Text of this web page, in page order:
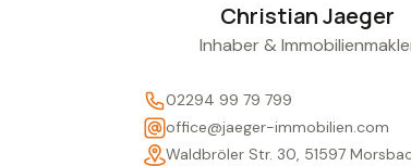
Christian Jaeger
Inhaber &
02294 99 79 799
office@jaeger-immobilien.com
Waldbröler Str. 30, 51597